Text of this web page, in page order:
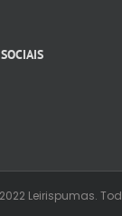
Leirispumas.